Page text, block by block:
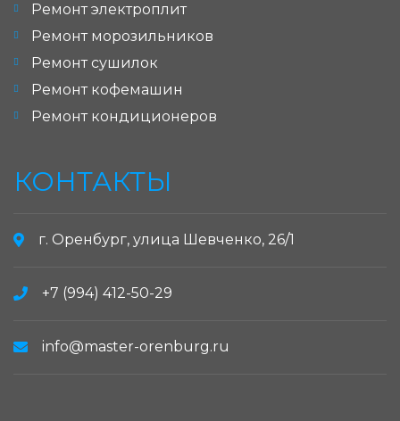
Ремонт электроплит
Ремонт морозильников
Ремонт сушилок
Ремонт кофемашин
Ремонт кондиционеров
КОНТАКТЫ
г. Оренбург, улица Шевченко, 26/1
+7 (994) 412-50-29
info@master-orenburg.ru